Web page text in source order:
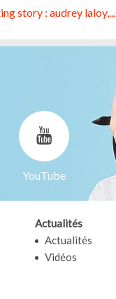
story : audrey laloy,...
YouTube
Actualités
Actualités
Vidéos